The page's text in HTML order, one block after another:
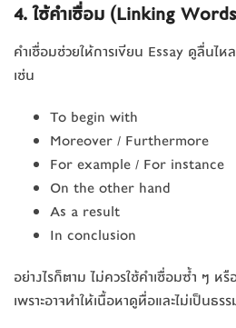
4. ใช้คำเชื่อม (Linking
คำเชื่อมช่วยให้การเขียน Essay ดูลื่นไ
เช่น
To begin with
Moreover / Furthermore
For example / For instance
On the other hand
As a result
In conclusion
อย่างไรก็ตาม ไม่ควรใช้คำเชื่อมซ้ำ ๆ หรื
เพราะอาจทำให้เนื้อหาดูทื่อและไม่เป็นธร